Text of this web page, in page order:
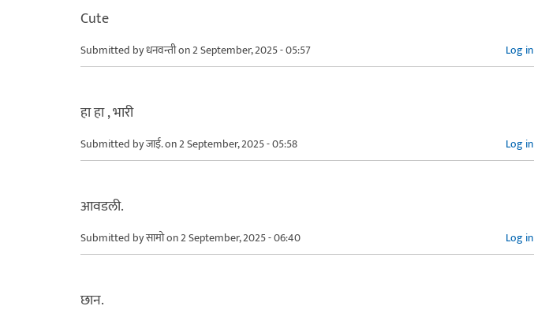
Cute
Submitted byधनवन्तीon 2 September, 2025 - 05:57 Log in
हा हा , भारी
Submitted byजाई.on 2 September, 2025 - 05:58 Log in
आवडली.
Submitted byसामोon 2 September, 2025 - 06:40 Log in
छान.